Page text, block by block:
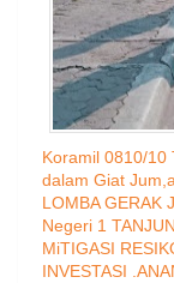
Koramil 0810/10
dalam Giat
LOMBA GERAK
Negeri 1
MiTIGASI
INVESTASI